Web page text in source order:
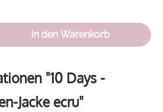
Gib den gewünschten
In den Warenkorb
"10 Days -
Jacke ecru"